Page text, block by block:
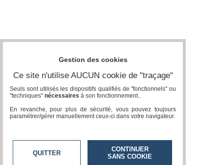
Gestion des cookies
Ce site n'utilise AUCUN cookie de "traçage"
Seuls sont utilisés les dispositifs qualifiés de "fonctionnels" ou
"techniques" nécessaires à son fonctionnement..
En revanche, pour plus de sécurité, vous pouvez toujours
paramétrer/gérer manuellement ceux-ci dans votre navigateur.
QUITTER
CONTINUER
SANS COOKIE